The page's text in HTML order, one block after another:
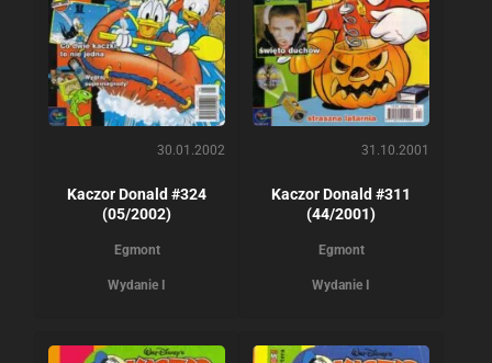
30.01.2002
Kaczor Donald #324
(05/2002)
Egmont
Wydanie I
31.10.2001
Kaczor Donald #311
(44/2001)
Egmont
Wydanie I